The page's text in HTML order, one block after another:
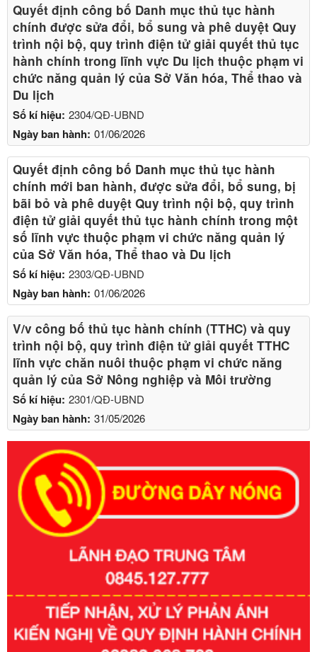
Số kí hiệu: 2304/QĐ-UBND
Ngày ban hành: 01/06/2026
Quyết định công bố Danh mục thủ tục hành
chính được sửa đổi, bổ sung và phê duyệt Quy
trình nội bộ, quy trình điện tử giải quyết thủ tục
hành chính trong lĩnh vực Du lịch thuộc phạm vi
chức năng quản lý của Sở Văn hóa, Thể thao và
Du lịch
Số kí hiệu: 2303/QĐ-UBND
Ngày ban hành: 01/06/2026
Quyết định công bố Danh mục thủ tục hành
chính mới ban hành, được sửa đổi, bổ sung, bị
bãi bỏ và phê duyệt Quy trình nội bộ, quy trình
điện tử giải quyết thủ tục hành chính trong một
số lĩnh vực thuộc phạm vi chức năng quản lý
của Sở Văn hóa, Thể thao và Du lịch
Số kí hiệu: 2301/QĐ-UBND
Ngày ban hành: 31/05/2026
V/v công bố thủ tục hành chính (TTHC) và quy
trình nội bộ, quy trình điện tử giải quyết TTHC
lĩnh vực chăn nuôi thuộc phạm vi chức năng
quản lý của Sở Nông nghiệp và Môi trường